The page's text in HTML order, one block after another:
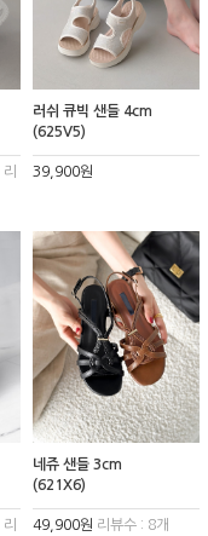
리
러쉬 큐빅 샌들 4cm
(625V5)
39,900원
리
네쥬 샌들 3cm
(621X6)
49,900원 리뷰수 : 8개